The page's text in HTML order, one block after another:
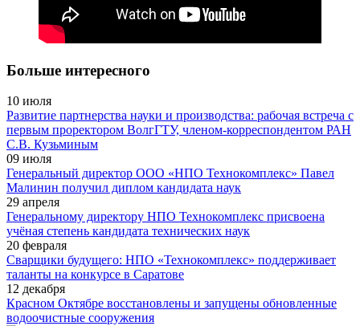
Больше интересного
10 июля
Развитие партнерства науки и производства: рабочая встреча с
первым проректором ВолгГТУ, членом-корреспондентом РАН
С.В. Кузьминым
09 июля
Генеральный директор ООО «НПО Технокомплекс» Павел
Малинин получил диплом кандидата наук
29 апреля
Генеральному директору НПО Технокомплекс присвоена
учёная степень кандидата технических наук
20 февраля
Сварщики будущего: НПО «Технокомплекс» поддерживает
таланты на конкурсе в Саратове
12 декабря
Красном Октябре восстановлены и запущены обновленные
водоочистные сооружения